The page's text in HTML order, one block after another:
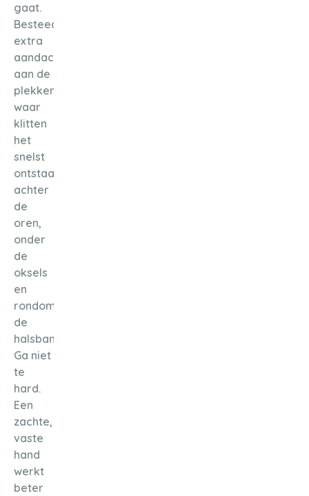
gaat.
Besteed
extra
aandacht
aan de
plekken
waar
klitten
het
snelst
ontstaan:
achter
de
oren,
onder
de
oksels
en
rondom
de
halsband.
Ga niet
te
hard.
Een
zachte,
vaste
hand
werkt
beter